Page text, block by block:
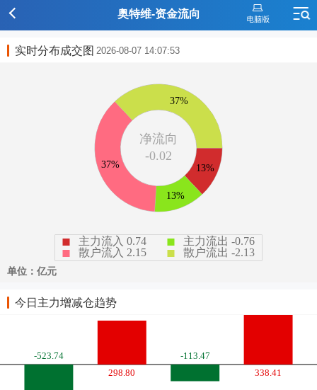
奥特维-资金流向
实时分布成交图 2026-08-07 14:07:53
今日主力增减仓趋势